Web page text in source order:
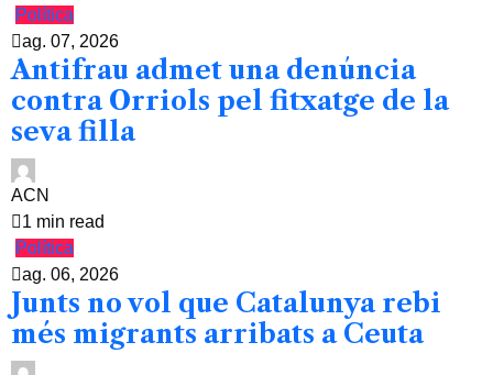
Política
ag. 07, 2026
Antifrau admet una denúncia
contra Orriols pel fitxatge de la
seva filla
ACN
1 min read
Política
ag. 06, 2026
Junts no vol que Catalunya rebi
més migrants arribats a Ceuta